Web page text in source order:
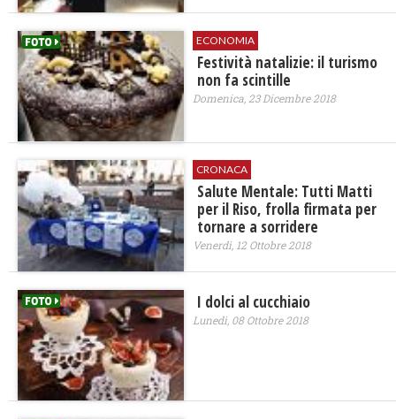
ECONOMIA
Festività natalizie: il turismo
non fa scintille
Domenica, 23 Dicembre 2018
CRONACA
Salute Mentale: Tutti Matti
per il Riso, frolla firmata per
tornare a sorridere
Venerdì, 12 Ottobre 2018
I dolci al cucchiaio
Lunedì, 08 Ottobre 2018